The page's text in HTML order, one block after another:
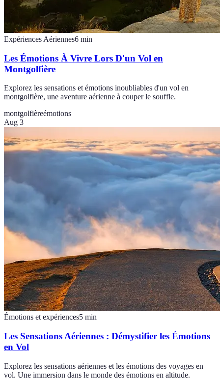
Expériences Aériennes6 min
Les Émotions À Vivre Lors D'un Vol en
Montgolfière
Explorez les sensations et émotions inoubliables d'un vol en
montgolfière, une aventure aérienne à couper le souffle.
montgolfièreémotions
Aug 3
Émotions et expériences5 min
Les Sensations Aériennes : Démystifier les Émotions
en Vol
Explorez les sensations aériennes et les émotions des voyages en
vol. Une immersion dans le monde des émotions en altitude.